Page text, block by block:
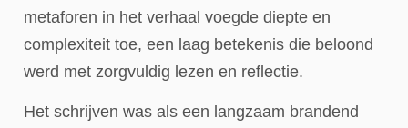
metaforen in het verhaal voegde diepte en
complexiteit toe, een laag betekenis die beloond
werd met zorgvuldig lezen en reflectie.
Het schrijven was als een langzaam brandend